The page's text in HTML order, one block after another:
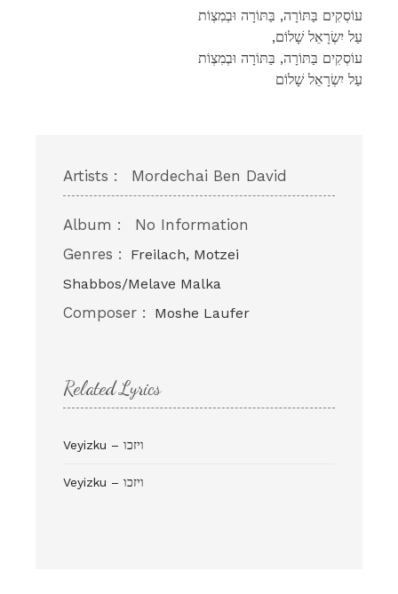
עוֹסְקִים בַּתּוֹרָה, בַּתּוֹרָה וּבְמִצְוֹת
,עַל יִשְׂרָאֵל שָׁלוֹם
עוֹסְקִים בַּתּוֹרָה, בַּתּוֹרָה וּבְמִצְוֹת
עַל יִשְׂרָאֵל שָׁלוֹם
Artists : Mordechai Ben David
Album :
No Information
Genres :
Freilach, Motzei
Shabbos/Melave Malka
Composer : Moshe Laufer
Related Lyrics
Veyizku – ויזכו
Veyizku – ויזכו